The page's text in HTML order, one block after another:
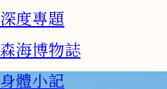
深度專題
森海博物誌
身體小記